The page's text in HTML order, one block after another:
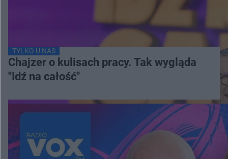
TYLKO U NAS
Chajzer o kulisach pracy. Tak wygląda
"Idź na całość"